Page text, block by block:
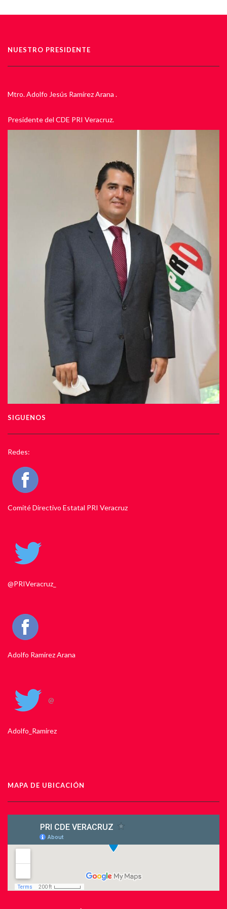
NUESTRO PRESIDENTE
Mtro. Adolfo Jesús Ramírez Arana .
Presidente del CDE PRI Veracruz.
SIGUENOS
Redes:
Comité Directivo Estatal PRI Veracruz
@PRIVeracruz_
Adolfo Ramirez Arana
@
Adolfo_Ramirez
MAPA DE UBICACIÓN